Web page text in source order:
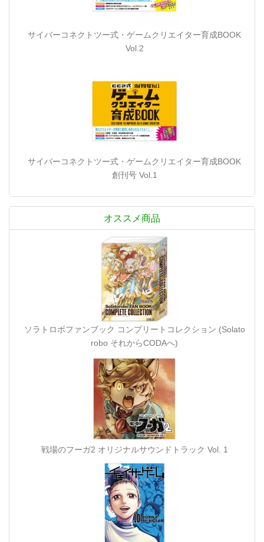
サイバーコネクトツー式・ゲームクリエイター育成BOOK
Vol.2
サイバーコネクトツー式・ゲームクリエイター育成BOOK
創刊号 Vol.1
オススメ商品
ソラトロボファンブック コンプリートコレクション (Solato
robo それからCODAへ)
戦場のフーガ2 オリジナルサウンドトラック Vol. 1